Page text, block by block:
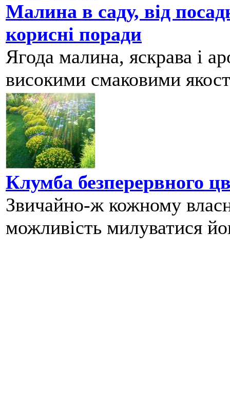
Малина в саду, від
корисні поради
Ягода малина, яскрава і
високими смаковими
Клумба безперервного
Звичайно-ж кожному
можливість милуватися